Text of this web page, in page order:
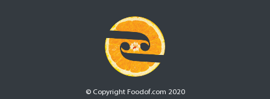
© Copyright Foodof.com 2020